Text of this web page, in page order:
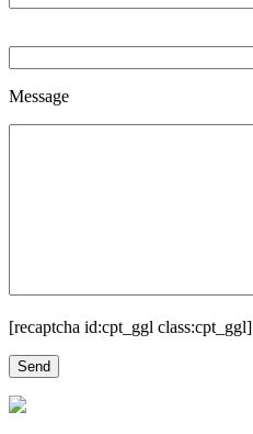
Message
[recaptcha id:cpt_ggl class:cpt_ggl]